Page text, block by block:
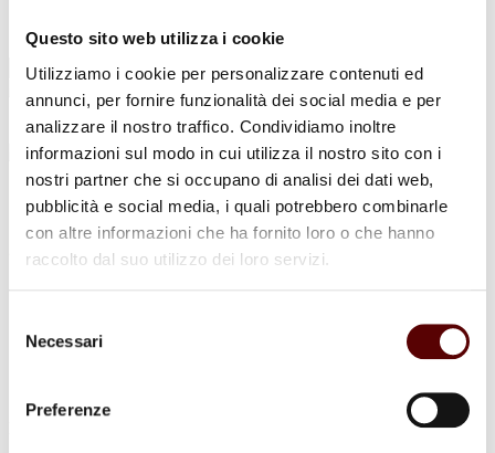
Questo sito web utilizza i cookie
Utilizziamo i cookie per personalizzare contenuti ed
annunci, per fornire funzionalità dei social media e per
analizzare il nostro traffico. Condividiamo inoltre
informazioni sul modo in cui utilizza il nostro sito con i
nostri partner che si occupano di analisi dei dati web,
pubblicità e social media, i quali potrebbero combinarle
con altre informazioni che ha fornito loro o che hanno
raccolto dal suo utilizzo dei loro servizi.
delNecessari
Preferenze
Info e Contatti
Cerca
per:
Giuseppe Malaguti
26 Giugno 1932 - 29 Settembre 2021